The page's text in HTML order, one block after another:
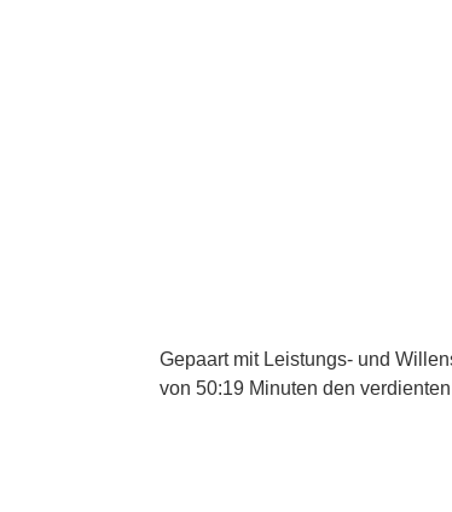
Gepaart mit Leistungs- und
von 50:19 Minuten den